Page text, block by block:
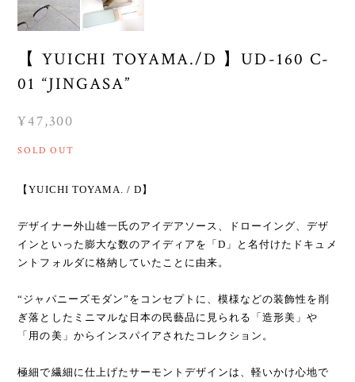
【 YUICHI TOYAMA./D 】UD-160 C-
01 “JINGASA”
¥47,300
SOLD OUT
【YUICHI TOYAMA. / D】
デザイナー外山雄一氏のアイデアソース、ドローイング、デザ
インといった膨大な数のアイディアを「D」と名付けたドキュメ
ントフォルダに格納していたことに由来。
“ジャパニーズモダン”をコンセプトに、模様などの装飾性を削
ぎ落としたミニマルな日本の民藝品に見られる「造形美」や
「用の美」からインスパイアされたコレクション。
極細で繊細に仕上げたサーモントデザインは、軽いかけ心地で